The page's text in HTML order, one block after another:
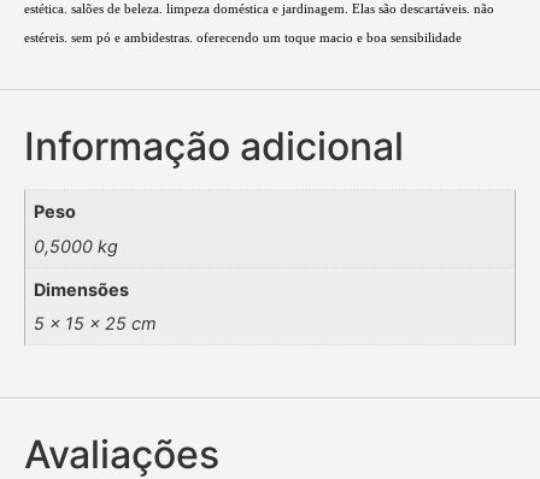
estética. salões de beleza. limpeza doméstica e jardinagem. Elas são descartáveis. não
estéreis. sem pó e ambidestras. oferecendo um toque macio e boa sensibilidade
Informação adicional
Peso
0,5000 kg
Dimensões
5 × 15 × 25 cm
Avaliações